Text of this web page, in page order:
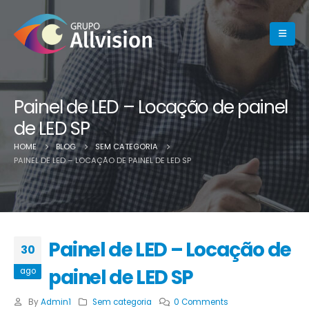
Painel de LED – Locação de painel
de LED SP
HOME BLOG
SEM CATEGORIA
PAINEL DE LED – LOCAÇÃO DE PAINEL DE LED SP
30
ago
Painel de LED – Locação de
painel de LED SP
By Admin1 Sem categoria 0 Comments